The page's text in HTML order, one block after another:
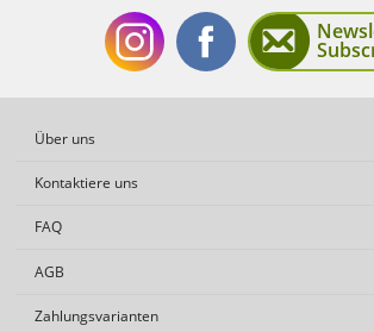
Folge
uns
Folge
Über uns
Kontaktiere uns
FAQ
AGB
Zahlungsvarianten